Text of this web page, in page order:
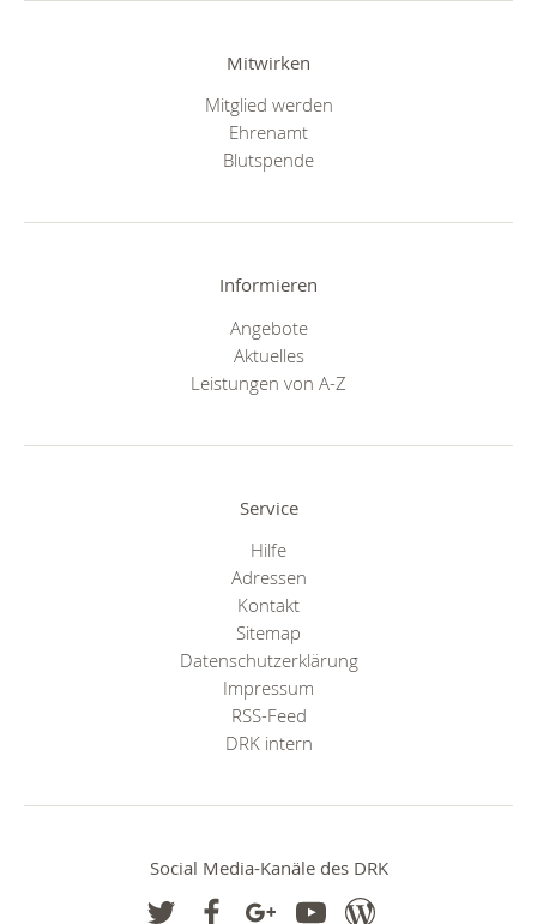
Mitwirken
Mitglied werden
Ehrenamt
Blutspende
Informieren
Angebote
Aktuelles
Leistungen von A-Z
Service
Hilfe
Adressen
Kontakt
Sitemap
Datenschutzerklärung
Impressum
RSS-Feed
DRK intern
Social Media-Kanäle des DRK